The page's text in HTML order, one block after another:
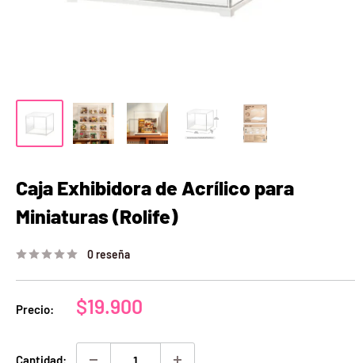
Caja Exhibidora de Acrílico para
Miniaturas (Rolife)
0 reseña
Precio:
Precio
venta
$19.900
Cantidad: